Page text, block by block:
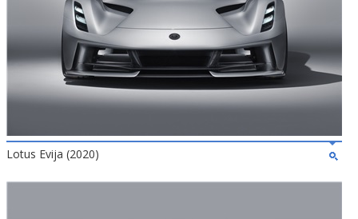
Lotus Evija (2020)